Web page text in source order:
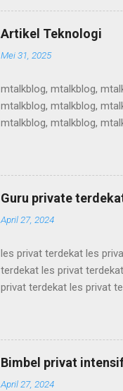
teknologi, artikel
teknologi, artikel
Artikel Teknologi
Mei 31, 2025
mtalkblog, mtalkblog,
mtalkblog, mtalkblog,
mtalkblog, mtalkblog,
mtalkblog, mtalkblog,
mtalkblog, mtalkblog,
mtalkblog, mtalkblog,
Guru private
April 27, 2024
les privat terdekat les
terdekat les privat
privat terdekat les privat
privat terdekat les privat
terdekat les privat
privat terdekat les privat
terdekat les privat
Bimbel privat
April 27, 2024